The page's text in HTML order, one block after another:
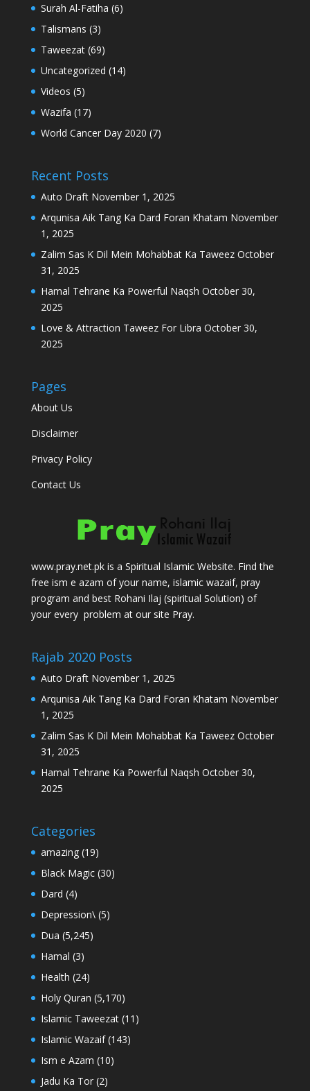
Surah Al-Fatiha (6)
Talismans (3)
Taweezat(69)
Uncategorized (14)
Videos (5)
Wazifa (17)
World Cancer Day 2020 (7)
Recent Posts
Auto Draft November 1, 2025
Arqunisa Aik Tang Ka Dard Foran Khatam November
1, 2025
Zalim Sas K Dil Mein Mohabbat Ka Taweez October
31, 2025
Hamal Tehrane Ka Powerful Naqsh October 30,
2025
Love & Attraction Taweez For Libra October 30,
2025
Pages
About Us
Disclaimer
Privacy Policy
Contact Us
www.pray.net.pk is a Spiritual Islamic Website. Find the
free ism e azam of your name, islamic wazaif, pray
program and best Rohani Ilaj (spiritual Solution) of
your every problem at our site Pray.
Rajab 2020 Posts
Auto Draft November 1, 2025
Arqunisa Aik Tang Ka Dard Foran Khatam November
1, 2025
Zalim Sas K Dil Mein Mohabbat Ka Taweez October
31, 2025
Hamal Tehrane Ka Powerful Naqsh October 30,
2025
Categories
amazing(19)
Black Magic(30)
Dard (4)
Depression\(5)
Dua (5,245)
Hamal (3)
Health (24)
Holy Quran (5,170)
Islamic Taweezat(11)
Islamic Wazaif(143)
Ism e Azam (10)
Jadu Ka Tor(2)